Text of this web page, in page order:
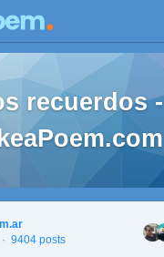
recuerdos -
· 9404 posts